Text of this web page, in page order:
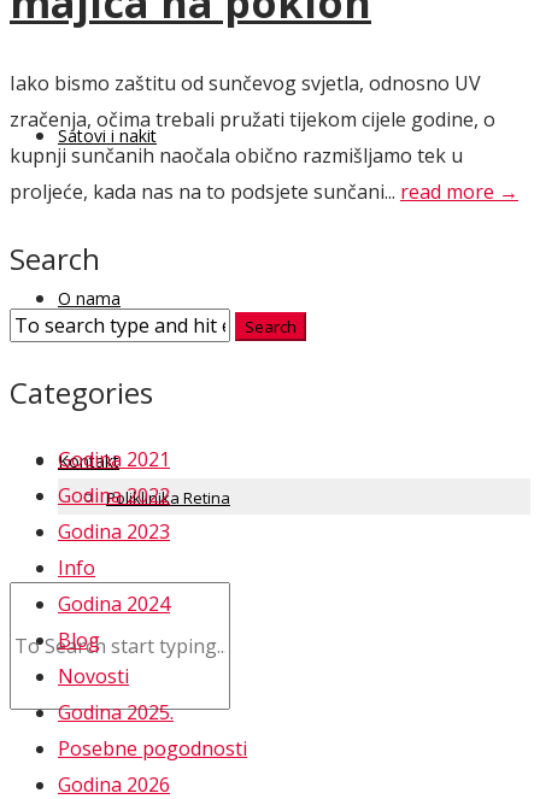
Satovi i nakit
O nama
Kontakt
Poliklinika Retina
Iako bismo zaštitu od sunčevog svjetla, odnosno UV
zračenja, očima trebali pružati tijekom cijele godine, o
kupnji sunčanih naočala obično razmišljamo tek u
proljeće, kada nas na to podsjete sunčani... read more →
Search
Categories
Godina 2021
Godina 2022
Godina 2023
Info
Godina 2024
Blog
Novosti
Godina 2025.
Posebne pogodnosti
Godina 2026